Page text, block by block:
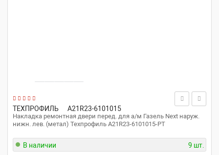
ТЕХПРОФИЛЬ A21R23-6101015
Накладка ремонтная двери перед. для а/м Газель Next наруж.
нижн. лев. (метал) Техпрофиль A21R23-6101015-РТ
В наличии 9 шт.